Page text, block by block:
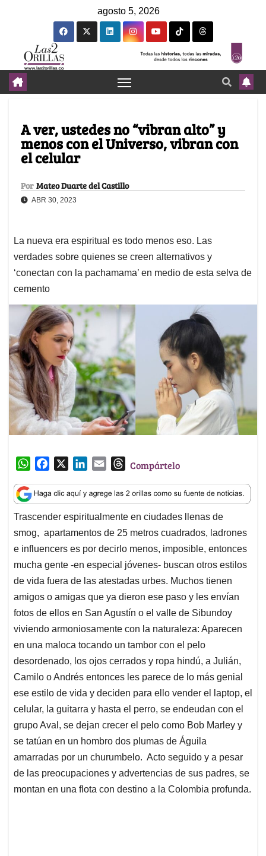
agosto 5, 2026
A ver, ustedes no “vibran alto” y
menos con el Universo, vibran con
el celular
Por Mateo Duarte del Castillo
ABR 30, 2023
La nueva era espiritual es todo menos eso. Las
verdades sobre quienes se creen alternativos y
‘conectan con la pachamama’ en medio de esta selva de
cemento
W
a
t
s
A
p
p
c
e
b
o
o
k
n
k
e
d
I
n
a
i
l
T
r
e
a
d
s
Compártelo
Trascender espiritualmente en ciudades llenas de
smog, apartamentos de 25 metros cuadrados, ladrones
e influencers es por decirlo menos, imposible, entonces
mucha gente -en especial jóvenes- buscan otros estilos
de vida fuera de las atestadas urbes. Muchos tienen
amigos o amigas que ya dieron ese paso y les envían
fotos de ellos en San Agustín o el valle de Sibundoy
viviendo armoniosamente con la naturaleza: Aparecen
en una maloca tocando un tambor con el pelo
desordenado, los ojos cerrados y ropa hindú, a Julián,
Camilo o Andrés entonces les parece de lo más genial
ese estilo de vida y deciden para ello vender el laptop, el
celular, la guitarra y hasta el perro, se endeudan con el
grupo Aval, se dejan crecer el pelo como Bob Marley y
se tatúan en un hombro dos plumas de Águila
amarradas por un churumbelo. Acto seguido y a pesar
de las preocupaciones y advertencias de sus padres, se
montan en una flota con destino a la Colombia profunda.